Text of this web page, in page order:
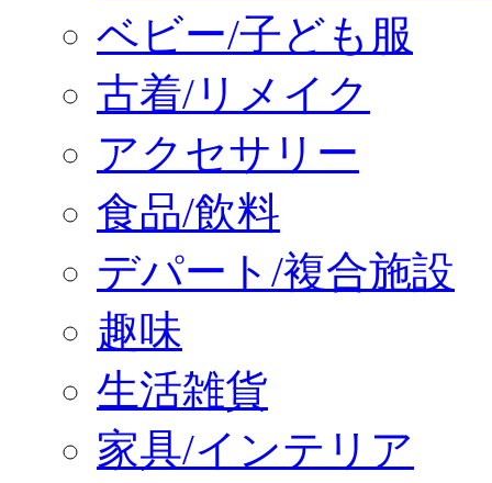
ベビー/子ども服
古着/リメイク
アクセサリー
食品/飲料
デパート/複合施設
趣味
生活雑貨
家具/インテリア